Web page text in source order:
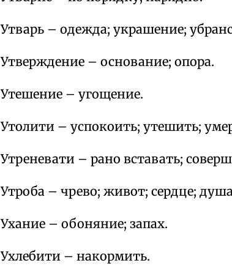
Утварь – одежда; украшение;
Утверждение – основание; опора.
Утешение – угощение.
Утолити – успокоить; утешить;
Утреневати – рано вставать;
Утроба – чрево; живот; сердце;
Ухание – обоняние; запах.
Ухлебити – накормить.